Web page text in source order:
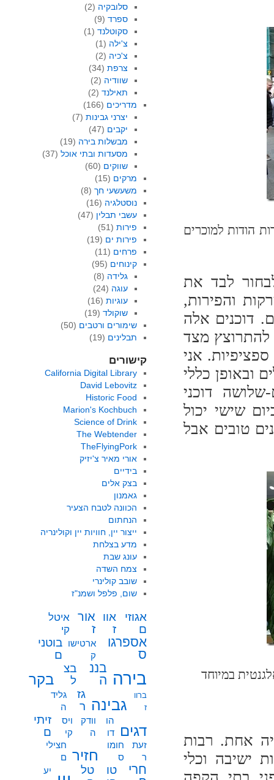
הודות למוכרים
לבד את
והפירות,
דוכנים אלה
להתרוצץ מצד
אני
ובאופן כללי
שלושה דוכני
שישי יכול
טובים אבל
אחת. רבות
ישיבה וכלי
סלובקיה (2)
ספרד (9)
סקוטלנד (1)
צ'ילה (1)
צ'כיה (2)
צרפת (34)
שוודיה (2)
תאילנד (2)
מדריכים (166)
יצרני גבינות (7)
יקבים (47)
מבשלות בירה (19)
מסעדות ובתי אוכל (37)
שווקים (60)
מרקים (15)
משעשעי חך(8)
נוסטלגיה (16)
עשבי תבלין (47)
פירות(51)
פירות ים (19)
פרחים (11)
קינוחים (95)
גלידה (8)
עוגה (24)
עוגיות (16)
שוקולד (19)
שימורים ורטבים (50)
תבלינים (19)
קישורים
California Digital Library
David Lebovitz
Historic Food
Marion's Kochbuch
Science of Drink
The Webtender
TheFlyingPork
אורי מאיר צ'יזיק
בידיים
בצק אלים
גאמנון
הכוונה לטבח הצעיר
הנחתום
ייצור יין, חוויות יין וקולינריה
מדע בצלחת
עונג שבת
צמח השדה
שובב קולינרי
שום, פלפל ושמנ"ז
אגוזי
ם
אוו
ז
אור
ז
איטל
קי
אספרגו
ס
ארטישו
ק
בוטני
ם
בירה
בננ
ה
בצ
ל
בקר
ברוו
ז
גבינה
גז
ר
גליד
ה
דגים
הו
דו
וודק
ה
ויס
קי
זיתי
ם
זעת
ר
חומו
ס
חזיר
חצילי
ם
חרי
טו
טל
יע